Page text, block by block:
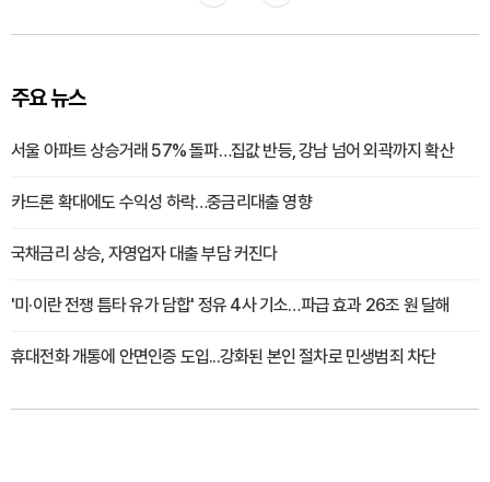
주요 뉴스
서울 아파트 상승거래 57% 돌파…집값 반등, 강남 넘어 외곽까지 확산
카드론 확대에도 수익성 하락…중금리대출 영향
국채금리 상승, 자영업자 대출 부담 커진다
'미·이란 전쟁 틈타 유가 담합' 정유 4사 기소…파급 효과 26조 원 달해
휴대전화 개통에 안면인증 도입...강화된 본인 절차로 민생범죄 차단